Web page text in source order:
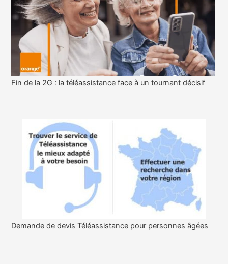
Fin de la 2G : la téléassistance face à un tournant décisif
Demande de devis Téléassistance pour personnes âgées